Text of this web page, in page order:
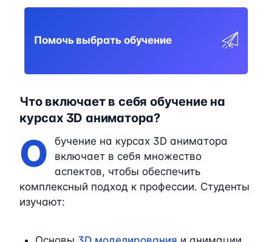
Помочь выбрать обучение
Что включает в себя обучение на
курсах 3D аниматора?
О
бучение на курсах 3D аниматора
включает в себя множество
аспектов, чтобы обеспечить
комплексный подход к профессии. Студенты
изучают: